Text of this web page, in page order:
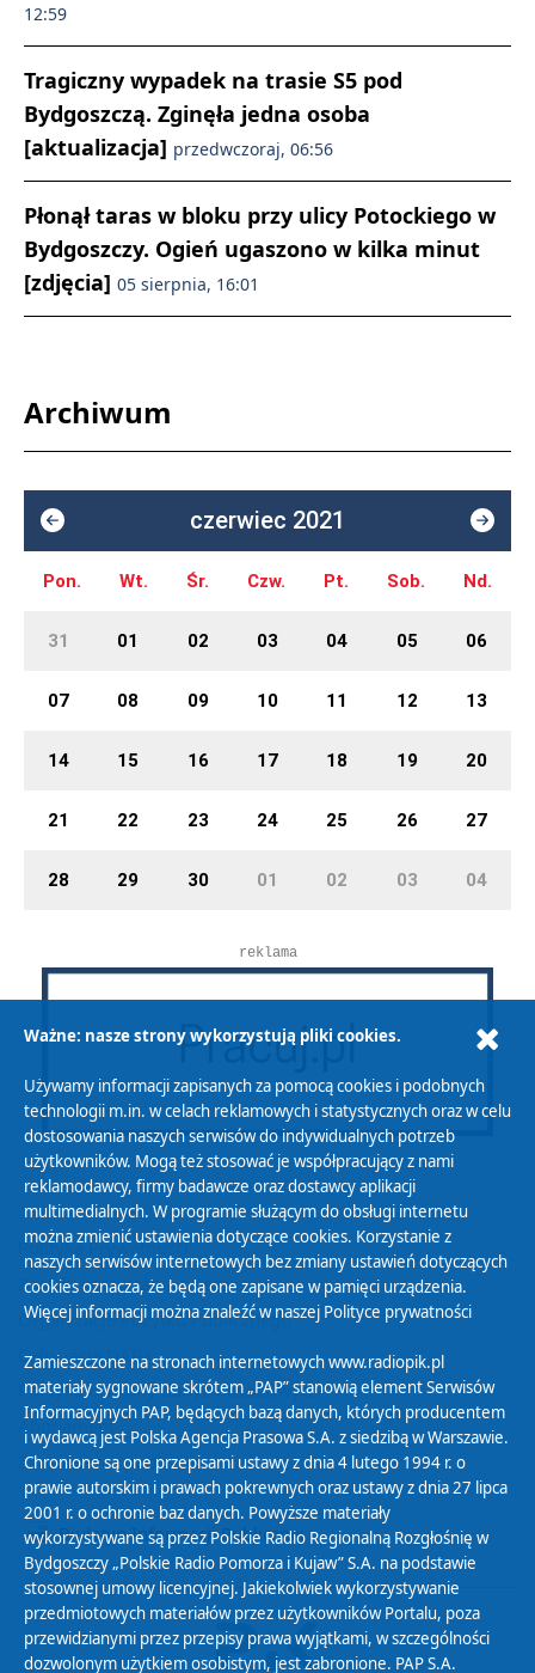
12:59
Tragiczny wypadek na trasie S5 pod
Bydgoszczą. Zginęła jedna osoba
[aktualizacja] przedwczoraj, 06:56
Płonął taras w bloku przy ulicy Potockiego w
Bydgoszczy. Ogień ugaszono w kilka minut
[zdjęcia] 05 sierpnia, 16:01
Archiwum
czerwiec 2021
Pon. Wt. Śr. Czw. Pt. Sob. Nd.
31 01 02 03 04 05 06
07 08 09 10 11 12 13
14 15 16 17 18 19 20
21 22 23 24 25 26 27
28 29 30 01 02 03 04
reklama
Polityka Prywatności
Zasady korzystania z Serwisu
Organizacje Pożytku Publicznego
Cyfryzacja DAB+
Polityka ochrony danych osobowych
Abonament
Zamówienia publiczne
Biuletyn Informacji Publicznej
Ważne: nasze strony wykorzystują pliki cookies.
Używamy informacji zapisanych za pomocą cookies i podobnych
technologii m.in. w celach reklamowych i statystycznych oraz w celu
dostosowania naszych serwisów do indywidualnych potrzeb
użytkowników. Mogą też stosować je współpracujący z nami
reklamodawcy, firmy badawcze oraz dostawcy aplikacji
multimedialnych. W programie służącym do obsługi internetu
można zmienić ustawienia dotyczące cookies. Korzystanie z
naszych serwisów internetowych bez zmiany ustawień dotyczących
cookies oznacza, że będą one zapisane w pamięci urządzenia.
Więcej informacji można znaleźć w naszej Polityce prywatności
Zamieszczone na stronach internetowych www.radiopik.pl
materiały sygnowane skrótem „PAP” stanowią element Serwisów
Informacyjnych PAP, będących bazą danych, których producentem
i wydawcą jest Polska Agencja Prasowa S.A. z siedzibą w Warszawie.
Chronione są one przepisami ustawy z dnia 4 lutego 1994 r. o
prawie autorskim i prawach pokrewnych oraz ustawy z dnia 27 lipca
2001 r. o ochronie baz danych. Powyższe materiały
wykorzystywane są przez Polskie Radio Regionalną Rozgłośnię w
Bydgoszczy „Polskie Radio Pomorza i Kujaw” S.A. na podstawie
stosownej umowy licencyjnej. Jakiekolwiek wykorzystywanie
przedmiotowych materiałów przez użytkowników Portalu, poza
przewidzianymi przez przepisy prawa wyjątkami, w szczególności
dozwolonym użytkiem osobistym, jest zabronione. PAP S.A.